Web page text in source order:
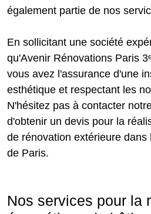
également partie de nos
En sollicitant une société
qu'Avenir Rénovations Paris
vous avez l'assurance d'une
esthétique et respectant les
N'hésitez pas à contacter
d'obtenir un devis pour la
de rénovation extérieure dans
de Paris.
Nos services pour la